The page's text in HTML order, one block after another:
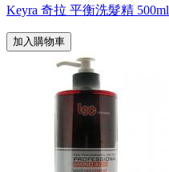
Keyra 奇拉 平衡洗髮精 500ml
加入購物車